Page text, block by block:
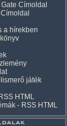
Címoldal
a hírekben
játék
RSS HTML
- RSS HTML